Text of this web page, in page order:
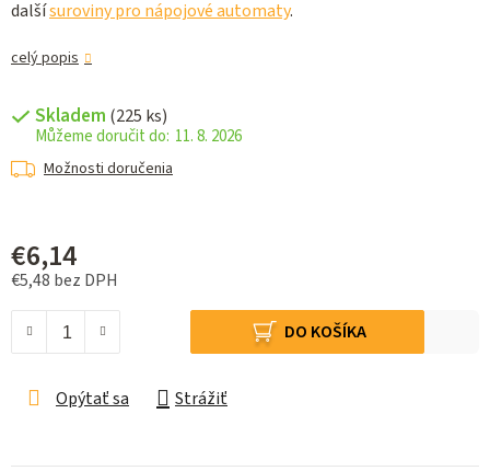
dalšísuroviny pro nápojové automaty.
celý popis
Skladem (225 ks)
11. 8. 2026
Možnosti doručenia
€6,14
€5,48 bez DPH
DO KOŠÍKA
Opýtať sa Strážiť